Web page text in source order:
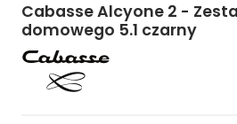
Cabasse Alcyone 2 -
domowego 5.1 czarny